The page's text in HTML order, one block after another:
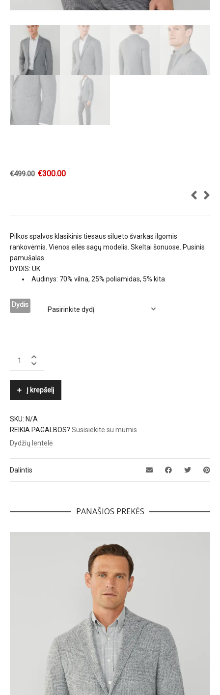
€499.00 €300.00
Pilkos spalvos klasikinis tiesaus silueto švarkas ilgomis
rankovėmis. Vienos eilės sagų modelis. Skeltai šonuose. Pusinis
pamušalas.
DYDIS: UK
Audinys: 70% vilna, 25% poliamidas, 5% kita
Dydis
HACKETT
quantity
Į krepšelį
SKU: N/A
REIKIA PAGALBOS? Susisiekite su mumis
Dydžių lentelė
Dalintis
PANAŠIOS PREKĖS